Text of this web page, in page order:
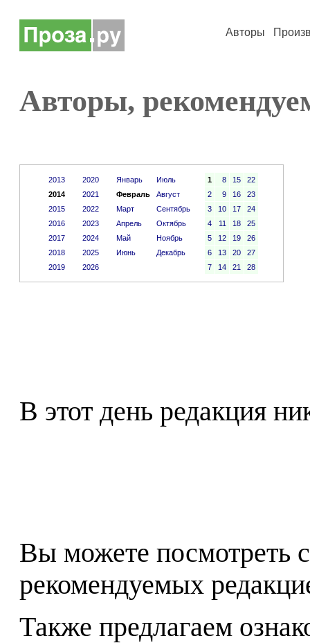
Авторы
Авторы,
2013
2014
2015
2016
2017
2018
2019
2020
2021
2022
2023
2024
2025
2026
Январь
Июль
Февраль
Август
Март
Сентябрь
Апрель
Октябрь
Май
Ноябрь
Июнь
Декабрь
1 8 15
22
2
9 16
23
3
10 17
24
4
11 18
25
5
12 19
26
6
13 20
27
7
14 21 28
В этот день редакция
Вы можете посмотреть
рекомендуемых
Также предлагаем